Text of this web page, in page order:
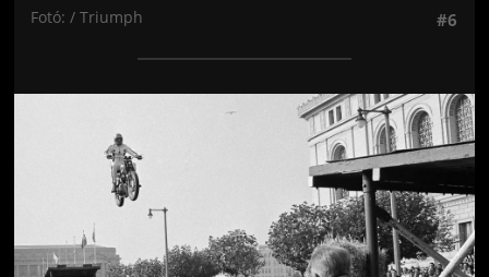
Fotó: / Triumph #6
Jön még kép!